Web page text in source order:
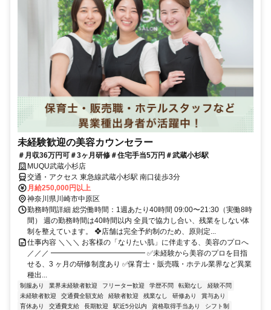
未経験歓迎の美容カウンセラー
＃月収36万円可＃3ヶ月研修＃住宅手当5万円＃武蔵小杉駅
MUQU武蔵小杉店
交通・アクセス 東急線武蔵小杉駅 南口徒歩3分
月給250,000円以上
神奈川県川崎市中原区
勤務時間詳細 総労働時間：1週あたり40時間 09:00〜21:30（実働8時
間） 週の勤務時間は40時間以内 全員で協力し合い、残業をしない体
制を整えています。 ❖店舗は完全予約制のため、原則定...
仕事内容 ＼＼＼ お客様の「なりたい肌」に伴走する、美容のプロへ
／／／ ━━━━━━━━━━━━━ ✅未経験から美容のプロを目指
せる、3 ヶ月の研修制度あり ✅保育士・販売職・ホテル業界など異業
種出...
制服あり 業界未経験者歓迎 フリーター歓迎 学歴不問 転勤なし
経験不問
未経験者歓迎
交通費全額支給 経験者歓迎 残業なし 研修あり
賞与あり
育休あり
交通費支給 長期歓迎 駅近5分以内 資格取得手当あり
シフト制